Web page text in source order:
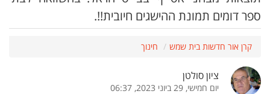
ספר דומים תמונת ההישגים חיובית!!.
קרן אור חדשות בית שמש חינוך
ציון סולטן
יום חמישי, 29 ביוני 2023, 06:37